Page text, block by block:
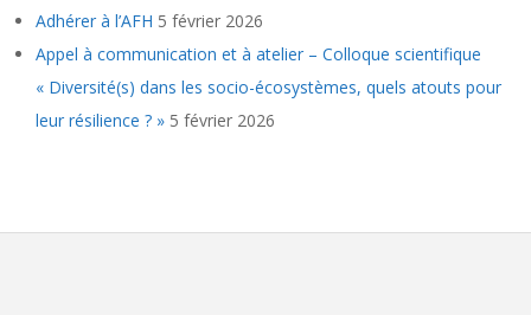
Adhérer à l’AFH 5 février 2026
Appel à communication et à atelier – Colloque scientifique
« Diversité(s) dans les socio-écosystèmes, quels atouts pour
leur résilience ? » 5 février 2026